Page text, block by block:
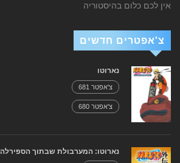
אין לכם כלום בהיסטוריה
צ'אפטרים חדשים
נארוטו
צ'אפטר 681
צ'אפטר 680
נארוטו: המערבולת שבתוך הספירלה